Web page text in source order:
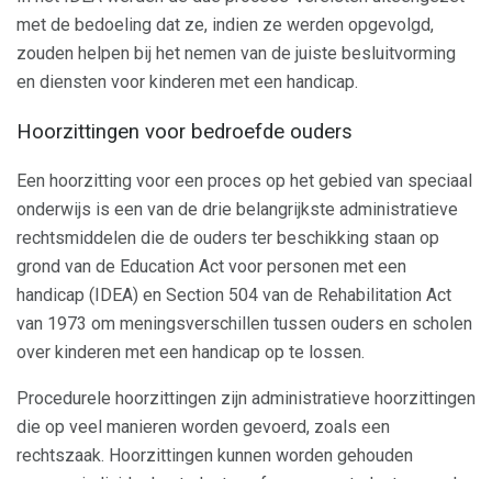
met de bedoeling dat ze, indien ze werden opgevolgd,
zouden helpen bij het nemen van de juiste besluitvorming
en diensten voor kinderen met een handicap.
Hoorzittingen voor bedroefde ouders
Een hoorzitting voor een proces op het gebied van speciaal
onderwijs is een van de drie belangrijkste administratieve
rechtsmiddelen die de ouders ter beschikking staan ​​op
grond van de Education Act voor personen met een
handicap (IDEA) en Section 504 van de Rehabilitation Act
van 1973 om meningsverschillen tussen ouders en scholen
over kinderen met een handicap op te lossen.
Procedurele hoorzittingen zijn administratieve hoorzittingen
die op veel manieren worden gevoerd, zoals een
rechtszaak. Hoorzittingen kunnen worden gehouden